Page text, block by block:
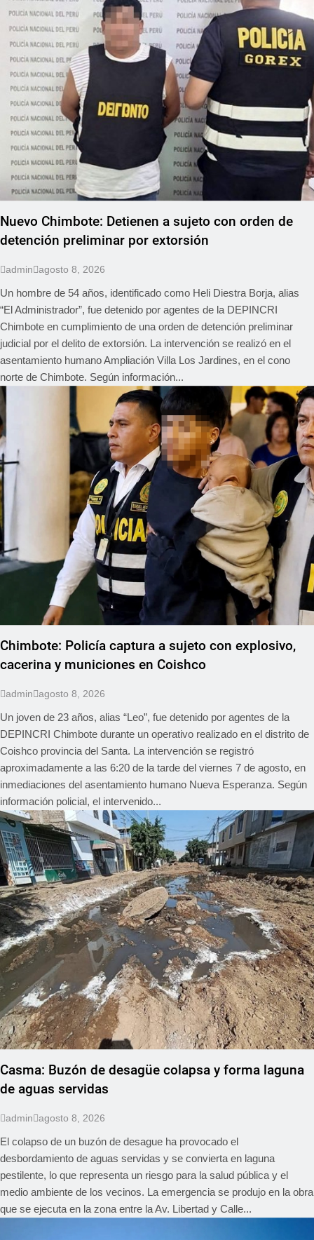
Nuevo Chimbote: Detienen a sujeto con orden de
detención preliminar por extorsión
admin agosto 8, 2026
Un hombre de 54 años, identificado como Heli Diestra Borja, alias
“El Administrador”, fue detenido por agentes de la DEPINCRI
Chimbote en cumplimiento de una orden de detención preliminar
judicial por el delito de extorsión. La intervención se realizó en el
asentamiento humano Ampliación Villa Los Jardines, en el cono
norte de Chimbote. Según información...
Chimbote: Policía captura a sujeto con explosivo,
cacerina y municiones en Coishco
admin agosto 8, 2026
Un joven de 23 años, alias “Leo”, fue detenido por agentes de la
DEPINCRI Chimbote durante un operativo realizado en el distrito de
Coishco provincia del Santa. La intervención se registró
aproximadamente a las 6:20 de la tarde del viernes 7 de agosto, en
inmediaciones del asentamiento humano Nueva Esperanza. Según
información policial, el intervenido...
REGIONAL
Casma: Buzón de desagüe colapsa y forma laguna
de aguas servidas
admin agosto 8, 2026
El colapso de un buzón de desague ha provocado el
desbordamiento de aguas servidas y se convierta en laguna
pestilente, lo que representa un riesgo para la salud pública y el
medio ambiente de los vecinos. La emergencia se produjo en la obra
que se ejecuta en la zona entre la Av. Libertad y Calle...